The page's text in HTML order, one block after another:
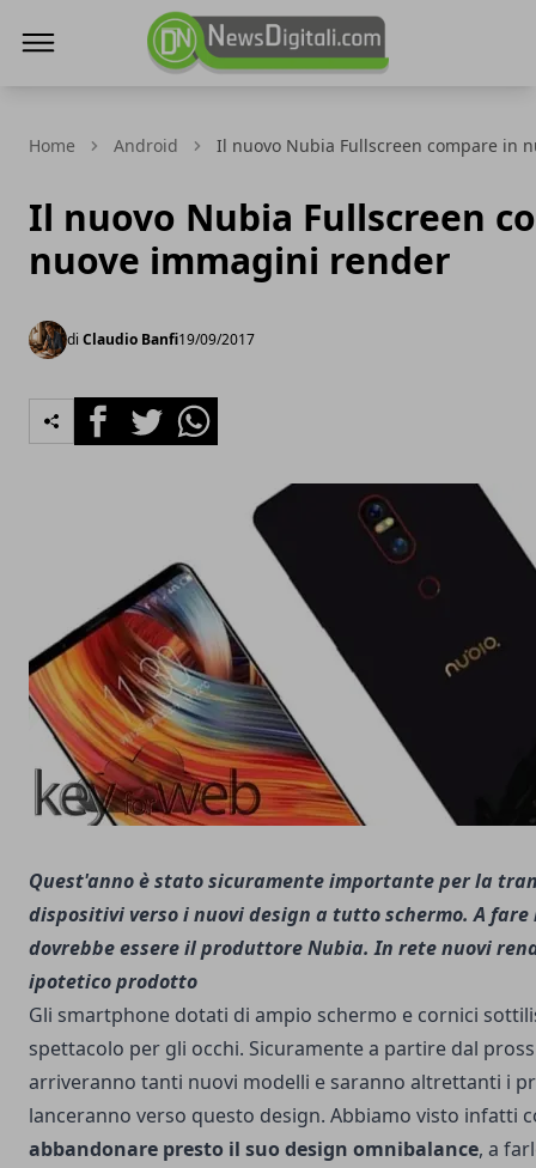
Home Android Il nuovo Nubia Fullscreen compare in
Il nuovo Nubia Fullscreen
nuove immagini render
di Claudio Banfi19/09/2017
FacebookTwitterWhatsapp
Quest'anno è stato sicuramente importante per la
dispositivi verso i nuovi design a tutto schermo. A fare
dovrebbe essere il produttore Nubia. In rete nuovi
ipotetico prodotto
Gli smartphone dotati di ampio schermo e cornici
spettacolo per gli occhi. Sicuramente a partire dal
arriveranno tanti nuovi modelli e saranno altrettanti i
lanceranno verso questo design. Abbiamo visto infatti
abbandonare presto il suo design omnibalance, a